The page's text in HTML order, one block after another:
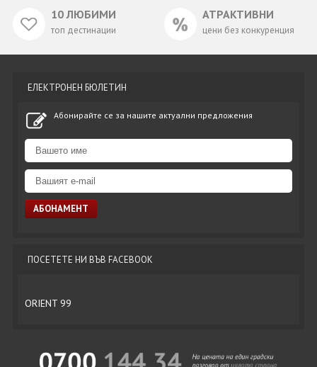
10 ЛЮБИМИ
топ дестинации
АТРАКТИВНИ
цени без конкуренция
ЕЛЕКТРОНЕН БЮЛЕТИН
Абонирайте се за нашите актуални предложения
ПОСЕТЕТЕ НИ ВЪВ FACEBOOK
ORIENT 99